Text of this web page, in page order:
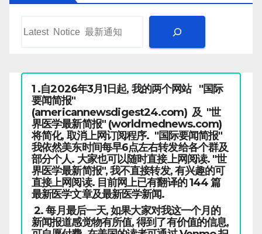
1 .自2026年3月1日起, 我的两个网站 "国际
要闻简报"
(americannewsdigest24.com) 及 "世
界医学最新简报" (worldmednews.com)
将简化, 取消上网订阅程序. "国际要闻简报"
我依然美东时间每早6点左右转发给各个群及
部分个人. 大家也可以随时直接上网阅读. "世
界医学最新简报", 我不直接转发, 有兴趣的可
直接上网阅读. 目前网上已有翻译的 144 篇
最新医学文章及最新医学新闻.
2. 每月最后一天, 如果大家对我这一个月的
新闻报道感觉物有所值, 得到了有价值的信息,